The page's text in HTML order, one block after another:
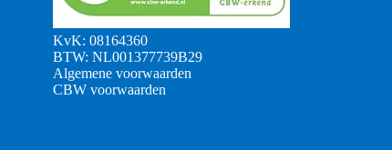
KvK: 08164360
BTW: NL001377739B29
Algemene voorwaarden
CBW voorwaarden